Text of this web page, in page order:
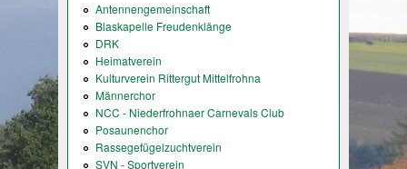
Antennengemeinschaft
Blaskapelle Freudenklänge
DRK
Heimatverein
Kulturverein Rittergut Mittelfrohna
Männerchor
NCC - Niederfrohnaer Carnevals Club
Posaunenchor
Rassegefügelzuchtverein
SVN - Sportverein